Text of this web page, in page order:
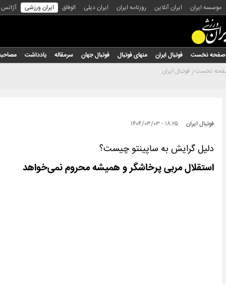
موسسه ایران ایران آنلاین روزنامه ایران ایران دیلی الوفاق ایران ورزشی
صفحه نخست فوتبال ایران منهای فوتبال فوتبال جهان سرمقاله یادداشت
نخست فوتبال ایران
فوتبال ایران ۱۸:۲۵ - ۱۴۰۴/۰۳/۰۳
دلیل گرایش به ساپینتو چیست؟
استقلال مربی پرخاشگر و همیشه محروم نمی‌خواهد